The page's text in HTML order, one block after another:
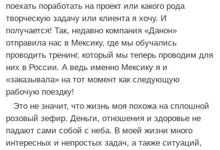
поехать поработать на проект или какого рода
творческую задачу или клиента я хочу. И
получается! Так, недавно компания «Данон»
отправила нас в Мексику, где мы обучались
проводить тренинг, который мы теперь проводим для
них в России. А ведь именно Мексику я и
«заказывала» на тот момент как следующую
рабочую поездку!
Это не значит, что жизнь моя похожа на сплошной
розовый зефир. Деньги, отношения и здоровье не
падают сами собой с неба. В моей жизни много
интересных и непростых задач, а также ситуаций,